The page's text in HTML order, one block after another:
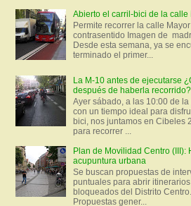
Abierto el carril-bici de la calle
Permite recorrer la calle
contrasentido Imagen de
Desde esta semana, ya se
terminado el primer...
La M-10 antes de ejecutarse
después de haberla recorrido?
Ayer sábado, a las 10:00 de
con un tiempo ideal para
bici, nos juntamos en Cibeles
para recorrer ...
Plan de Movilidad Centro (III):
acupuntura urbana
Se buscan propuestas de
puntuales para abrir
bloqueados del Distrito
Propuestas gener...